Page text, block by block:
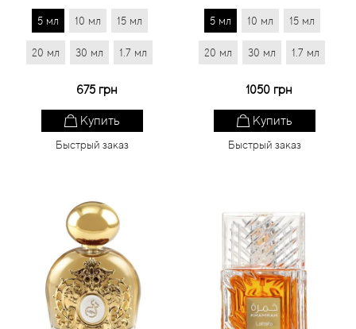
5 мл 10 мл 15 мл
20 мл 30 мл 1.7 мл
675 грн
Купить
Быстрый заказ
5 мл 10 мл 15 мл
20 мл 30 мл 1.7 мл
1050 грн
Купить
Быстрый заказ